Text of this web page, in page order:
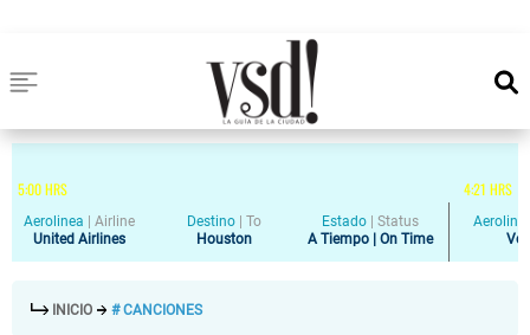
5:00HRS 4:21 HRS
Aerolinea
Airline
United Airlines
Destino
To
Houston
Estado
Status
A Tiempo | On Time
INICIO # CANCIONES